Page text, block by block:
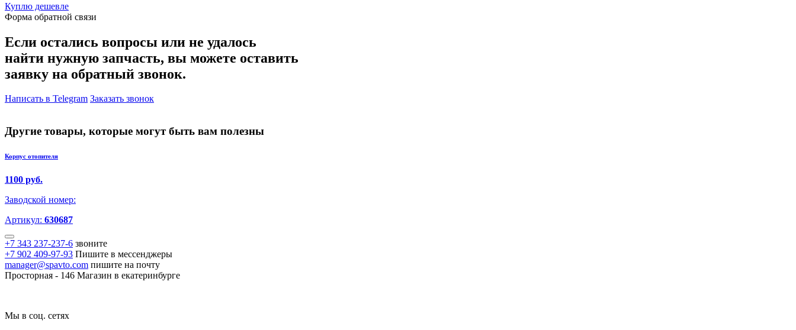
Куплю дешевле
Форма обратной связи
Если остались вопросы или не удалось
найти нужную запчасть, вы можете оставить
заявку на обратный звонок.
Написать в Telegram Заказать звонок
Другие товары, которые могут быть вам полезны
Корпус отопителя
1100 руб.
Заводской номер:
Артикул: 630687
+7 343 237-237-6 звоните
+7 902 409-97-93 Пишите в мессенджеры
manager@spavto.com пишите на почту
Просторная - 146 Магазин в екатеринбурге
Мы в соц. сетях